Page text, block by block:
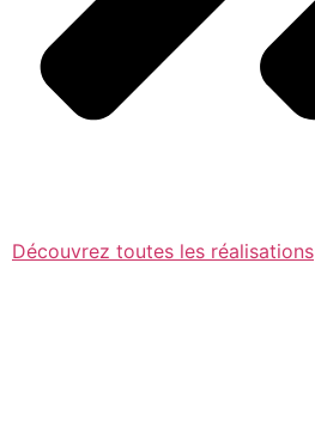
Découvrez toutes les réalisations